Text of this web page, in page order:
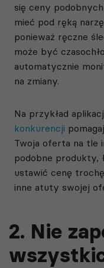
się ceny
mieć pod ręką
ponieważ ręczne
może być
automatycznie
na zmiany.
Na przykład
konkurencji
Twoja oferta na tle
podobne produkty,
ustawić cenę
inne atuty swojej
2. Nie